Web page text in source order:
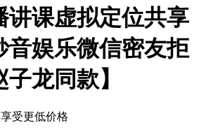
讲课虚拟定位共享
音娱乐微信密友拒
龙同款】
受更低价格